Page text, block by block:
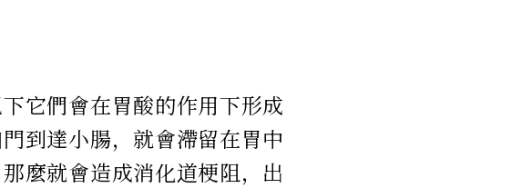
它們會在胃酸的作用下形成
到達小腸，就會滯留在胃中
麼就會造成消化道梗阻，出